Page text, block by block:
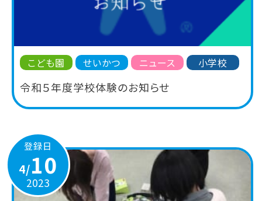
こども園 せいかつ ニュース 小学校
令和５年度学校体験のお知らせ
登録日
4/10
2023